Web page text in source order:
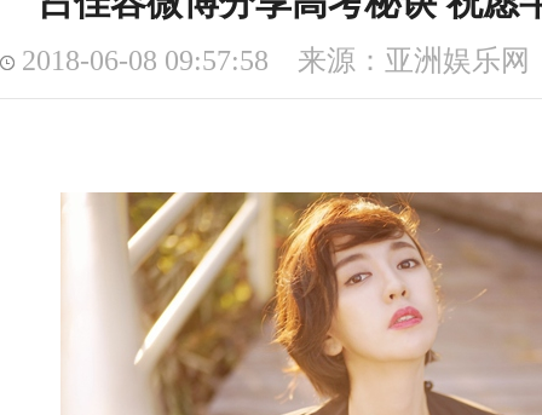
2018-06-08 09:57:58 来源：亚洲娱乐网